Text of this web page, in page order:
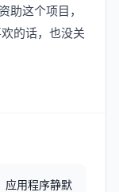
助这个项目，
的话，也没关
应用程序静默